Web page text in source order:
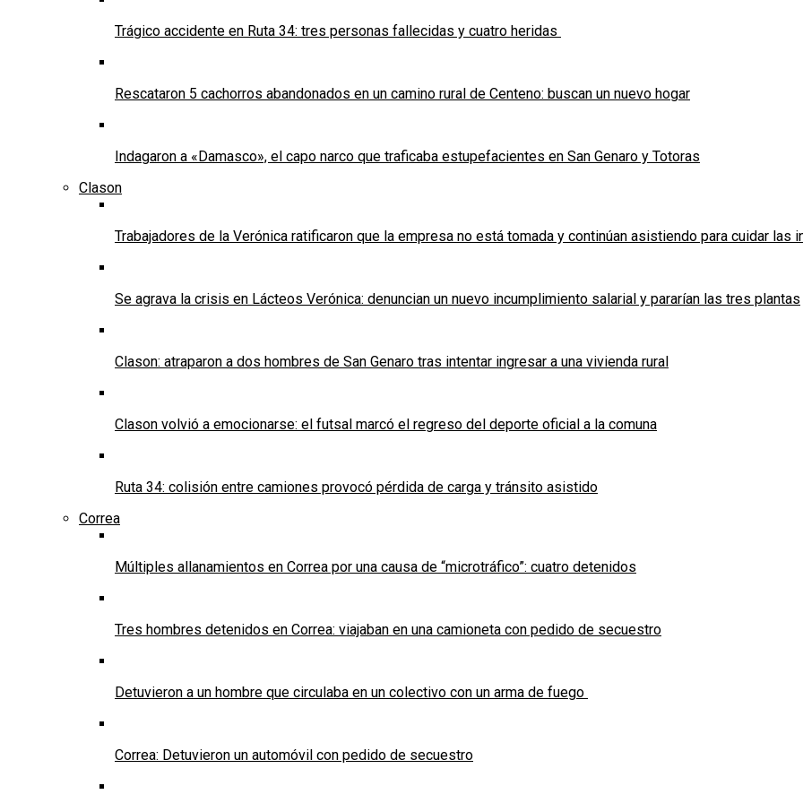
Trágico accidente en Ruta 34: tres personas fallecidas y cuatro heridas
Rescataron 5 cachorros abandonados en un camino rural de Centeno: buscan un nuevo hogar
Indagaron a «Damasco», el capo narco que traficaba estupefacientes en San Genaro y Totoras
Clason
Trabajadores de la Verónica ratificaron que la empresa no está tomada y continúan asistiendo para cuidar las
Se agrava la crisis en Lácteos Verónica: denuncian un nuevo incumplimiento salarial y pararían las tres plantas
Clason: atraparon a dos hombres de San Genaro tras intentar ingresar a una vivienda rural
Clason volvió a emocionarse: el futsal marcó el regreso del deporte oficial a la comuna
Ruta 34: colisión entre camiones provocó pérdida de carga y tránsito asistido
Correa
Múltiples allanamientos en Correa por una causa de “microtráfico”: cuatro detenidos
Tres hombres detenidos en Correa: viajaban en una camioneta con pedido de secuestro
Detuvieron a un hombre que circulaba en un colectivo con un arma de fuego
Correa: Detuvieron un automóvil con pedido de secuestro